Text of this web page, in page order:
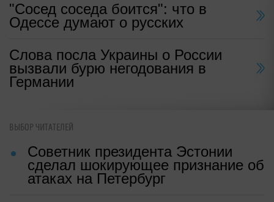
"Сосед соседа боится": что в
Одессе думают о русских
Слова посла Украины о России
вызвали бурю негодования в
Германии
ВЫБОР ЧИТАТЕЛЕЙ
Советник президента Эстонии
сделал шокирующее признание об
атаках на Петербург